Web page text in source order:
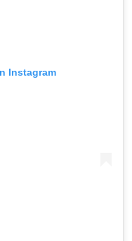
Instagram